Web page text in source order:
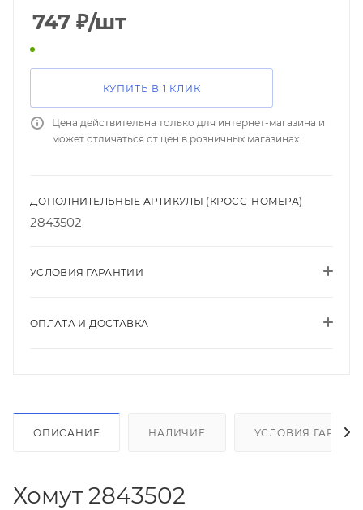
747 ₽/шт
КУПИТЬ В 1 КЛИК
Цена действительна только для интернет-магазина и
может отличаться от цен в розничных магазинах
ДОПОЛНИТЕЛЬНЫЕ АРТИКУЛЫ (КРОСС-НОМЕРА)
2843502
УСЛОВИЯ ГАРАНТИИ
ОПЛАТА И ДОСТАВКА
ОПИСАНИЕ НАЛИЧИЕ УСЛОВИЯ
Хомут 2843502